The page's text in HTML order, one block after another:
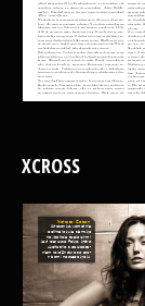
XCROSS